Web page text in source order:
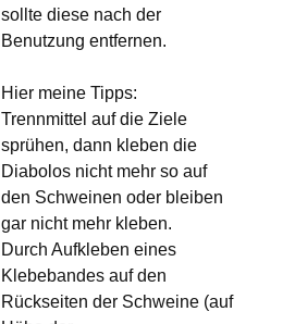
sollte diese nach der
Benutzung entfernen.
Hier meine Tipps:
Trennmittel auf die Ziele
sprühen, dann kleben die
Diabolos nicht mehr so auf
den Schweinen oder bleiben
gar nicht mehr kleben.
Durch Aufkleben eines
Klebebandes auf den
Rückseiten der Schweine (auf